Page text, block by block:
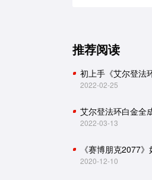
推荐阅读
初上手《艾尔登法
2022-02-25
艾尔登法环白金全
2022-03-13
《赛博朋克2077
2020-12-10